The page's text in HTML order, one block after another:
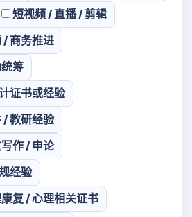
短视频 / 直播 / 剪辑
/ 商务推进
筹
证书或经验
/ 教研经验
作 / 申论
经验
复 / 心理相关证书